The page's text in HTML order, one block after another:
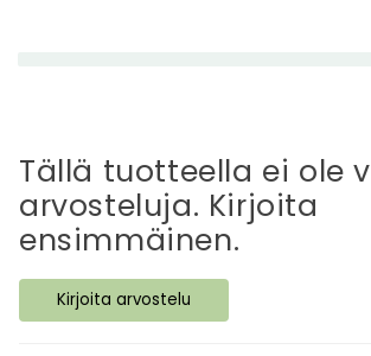
ä
s
i
s
ä
l
Tällä tuotteella ei ole
arvosteluja. Kirjoita
ensimmäinen.
Kirjoita arvostelu